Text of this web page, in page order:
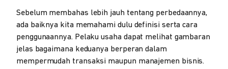
Sebelum membahas lebih jauh tentang perbedaannya,
ada baiknya kita memahami dulu definisi serta cara
penggunaannya. Pelaku usaha dapat melihat gambaran
jelas bagaimana keduanya berperan dalam
mempermudah transaksi maupun manajemen bisnis.